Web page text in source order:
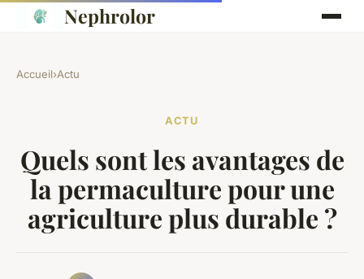
Nephrolor
Accueil›Actu
ACTU
Quels sont les avantages de
la permaculture pour une
agriculture plus durable ?